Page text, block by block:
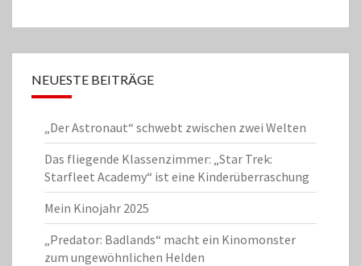
NEUESTE BEITRÄGE
„Der Astronaut“ schwebt zwischen zwei Welten
Das fliegende Klassenzimmer: „Star Trek:
Starfleet Academy“ ist eine Kinderüberraschung
Mein Kinojahr 2025
„Predator: Badlands“ macht ein Kinomonster
zum ungewöhnlichen Helden